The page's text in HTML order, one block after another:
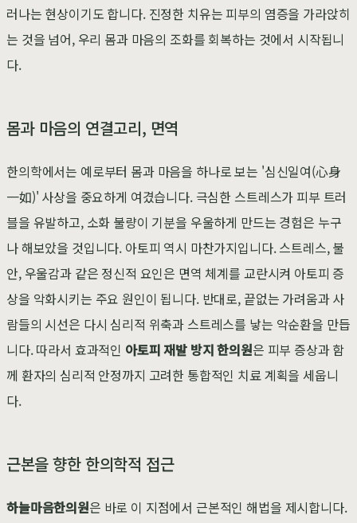
러나는 현상이기도 합니다. 진정한 치유는 피부의 염증을 가라앉히
는 것을 넘어, 우리 몸과 마음의 조화를 회복하는 것에서 시작됩니
다.
몸과 마음의 연결고리, 면역
한의학에서는 예로부터 몸과 마음을 하나로 보는 '심신일여(心身
一如)' 사상을 중요하게 여겼습니다. 극심한 스트레스가 피부 트러
블을 유발하고, 소화 불량이 기분을 우울하게 만드는 경험은 누구
나 해보았을 것입니다. 아토피 역시 마찬가지입니다. 스트레스, 불
안, 우울감과 같은 정신적 요인은 면역 체계를 교란시켜 아토피 증
상을 악화시키는 주요 원인이 됩니다. 반대로, 끝없는 가려움과 사
람들의 시선은 다시 심리적 위축과 스트레스를 낳는 악순환을 만듭
니다. 따라서 효과적인 아토피 재발 방지 한의원은 피부 증상과 함
께 환자의 심리적 안정까지 고려한 통합적인 치료 계획을 세웁니
다.
근본을 향한 한의학적 접근
하늘마음한의원은 바로 이 지점에서 근본적인 해법을 제시합니다.